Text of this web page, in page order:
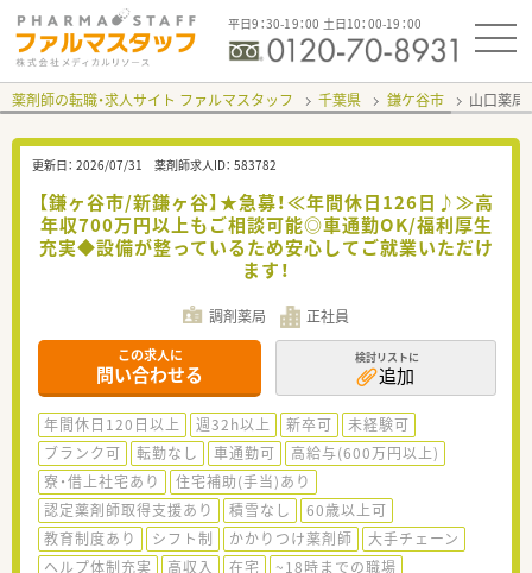
平日9：30-19：00 土日10：00-19：00
薬剤師の転職・求人サイト ファルマスタッフ 千葉県 鎌ケ谷市 山口薬局
更新日： 2026/07/31 薬剤師求人ID： 583782
【鎌ヶ谷市/新鎌ヶ谷】★急募！≪年間休日126日♪≫高
年収700万円以上もご相談可能◎車通勤OK/福利厚生
充実◆設備が整っているため安心してご就業いただけ
ます！
調剤薬局 正社員
この求人に
問い合わせる
検討リストに
追加
年間休日120日以上 週32h以上 新卒可
未経験可
ブランク可
転勤なし 車通勤可
高給与(600万円以上)
寮・借上社宅あり
住宅補助(手当)あり
認定薬剤師取得支援あり
積雪なし
60歳以上可
教育制度あり
シフト制 かかりつけ薬剤師
大手チェーン
ヘルプ体制充実
高収入 在宅 ~18時までの職場